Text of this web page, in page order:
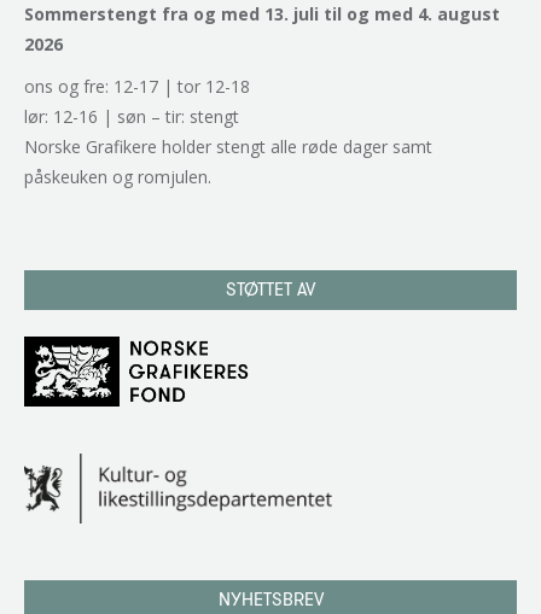
Sommerstengt fra og med 13. juli til og med 4. august
2026
ons og fre: 12-17 | tor 12-18
lør: 12-16 | søn – tir: stengt
Norske Grafikere holder stengt alle røde dager samt
påskeuken og romjulen.
STØTTET AV
NYHETSBREV